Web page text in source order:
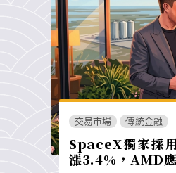
交易市場 傳統金融
SpaceX獨家採
漲3.4%，AMD